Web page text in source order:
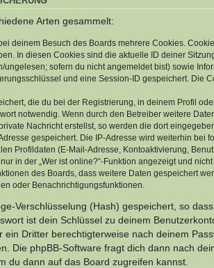
Arten gesammelt:
deinem Besuch des Boards mehrere Cookies.
In diesen Cookies sind die aktuelle ID deiner
sofern du nicht angemeldet bist) sowie
und eine Session-ID gespeichert. Die
die du bei der Registrierung, in deinem Profil
notwendig. Wenn durch den Betreiber weitere
Nachricht erstellst, so werden die dort
gespeichert. Die IP-Adresse wird weiterhin
Profildaten (E-Mail-Adresse, Kontoaktivierung,
in der „Wer ist online?“-Funktion angezeigt und
des Boards, dass weitere Daten gespeichert
oder Benachrichtigungsfunktionen.
Verschlüsselung (Hash) gespeichert, so
ist dein Schlüssel zu deinem
ein Dritter berechtigterweise nach deinem
Die phpBB-Software fragt dich dann nach
du dann auf das Board zugreifen kannst.